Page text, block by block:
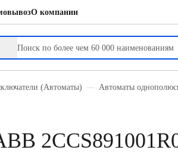
О компании
(Автоматы) Автоматы